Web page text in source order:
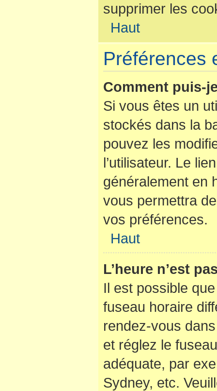
supprimer les
Haut
Préférences
Comment puis-
Si vous êtes un
stockés dans la
pouvez les
l’utilisateur. Le
généralement en
vous permettra
vos préférences.
Haut
L’heure n’est
Il est possible
fuseau horaire
rendez-vous
et réglez le
adéquate, par
Sydney, etc.